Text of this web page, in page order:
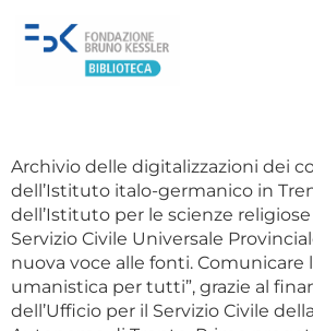
Archivio delle digitalizzazioni dei
dell’Istituto italo-germanico in
dell’Istituto per le scienze
Servizio Civile Universale
nuova voce alle fonti. Comunicare
umanistica per tutti”, grazie al
dell’Ufficio per il Servizio Civile